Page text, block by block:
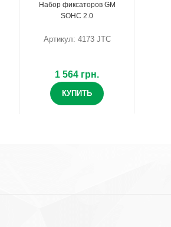
Набор фиксаторов GM
SOHC 2.0
Артикул: 4173 JTC
1 564 грн.
КУПИТЬ